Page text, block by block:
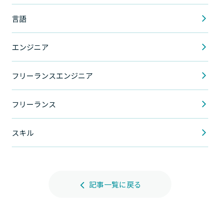
言語
エンジニア
フリーランスエンジニア
フリーランス
スキル
記事一覧に戻る